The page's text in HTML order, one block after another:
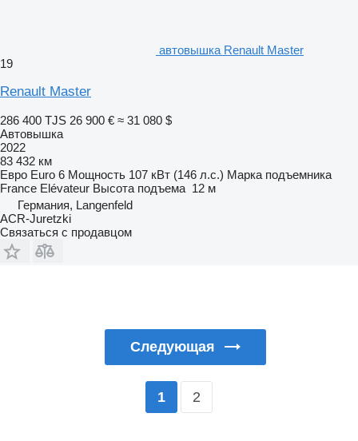
автовышка Renault Master
19
Renault Master
286 400 TJS 26 900 € ≈ 31 080 $
Автовышка
2022
83 432 км
Евро Euro 6 Мощность 107 кВт (146 л.с.) Марка подъемника
France Elévateur Высота подъема 12 м
Германия, Langenfeld
ACR-Juretzki
Связаться с продавцом
Следующая
1 2